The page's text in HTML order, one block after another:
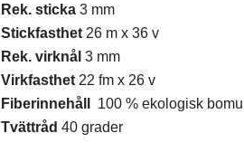
Rek. sticka 3 mm
Stickfasthet 26 m x 36 v
Rek. virknål 3 mm
Virkfasthet 22 fm x 26 v
Fiberinnehåll
100 % ekologisk bomull
Tvättråd 40 grader